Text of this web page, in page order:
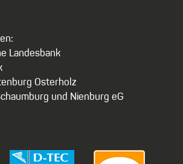
Landesbank
Osterholz
und Nienburg eG